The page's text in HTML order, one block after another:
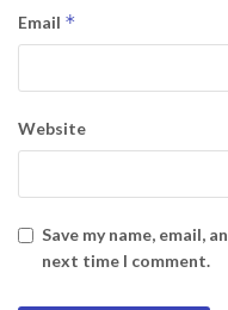
Email *
Website
Save my name, email,
next time I comment.